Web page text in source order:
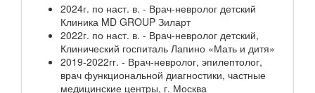
2024г. по наст. в. - Врач-невролог детский
Клиника MD GROUP Зиларт
2022г. по наст. в. - Врач-невролог детский,
Клинический госпиталь Лапино «Мать и дитя»
2019-2022гг. - Врач-невролог, эпилептолог,
врач функциональной диагностики, частные
медицинские центры, г. Москва